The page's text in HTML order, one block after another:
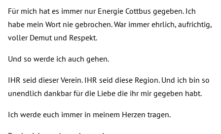
Für mich hat es immer nur Energie Cottbus gegeben. Ich
habe mein Wort nie gebrochen. War immer ehrlich, aufrichtig,
voller Demut und Respekt.
Und so werde ich auch gehen.
IHR seid dieser Verein. IHR seid diese Region. Und ich bin so
unendlich dankbar für die Liebe die ihr mir gegeben habt.
Ich werde euch immer in meinem Herzen tragen.